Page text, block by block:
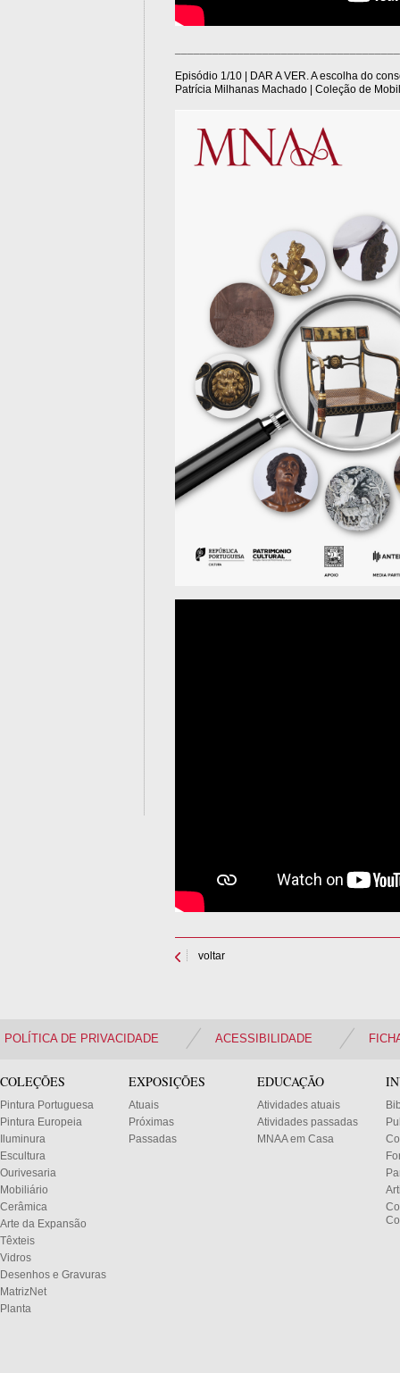
Episódio 1/10 | DAR A VER. A escolha do
Patrícia Milhanas Machado | Coleção de
voltar
POLÍTICA DE PRIVACIDADE ACESSIBILIDADE
COLEÇÕES
Pintura Portuguesa
Pintura Europeia
Iluminura
Escultura
Ourivesaria
Mobiliário
Cerâmica
Arte da Expansão
Têxteis
Vidros
Desenhos e Gravuras
MatrizNet
Planta
EXPOSIÇÕES
Atuais
Próximas
Passadas
EDUCAÇÃO
Atividades atuais
Atividades passadas
MNAA em Casa